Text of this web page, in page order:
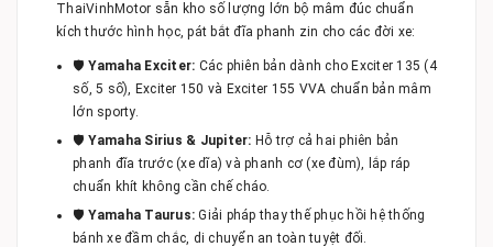
ThaiVinhMotor sẵn kho số lượng lớn bộ mâm đúc chuẩn
kích thước hình học, pát bắt đĩa phanh zin cho các đời xe:
🛡️ Yamaha Exciter: Các phiên bản dành cho Exciter 135 (4
số, 5 số), Exciter 150 và Exciter 155 VVA chuẩn bản mâm
lớn sporty.
🛡️ Yamaha Sirius & Jupiter: Hỗ trợ cả hai phiên bản
phanh đĩa trước (xe dĩa) và phanh cơ (xe đùm), lắp ráp
chuẩn khít không cần chế cháo.
🛡️ Yamaha Taurus: Giải pháp thay thế phục hồi hệ thống
bánh xe đầm chắc, di chuyển an toàn tuyệt đối.